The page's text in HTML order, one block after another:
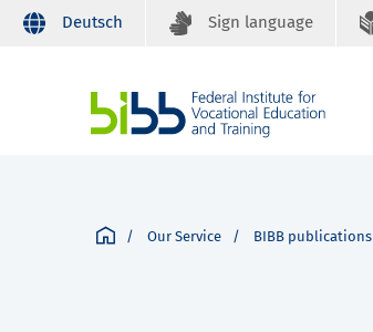
Deutsch Sign language
Our Service BIBB publications